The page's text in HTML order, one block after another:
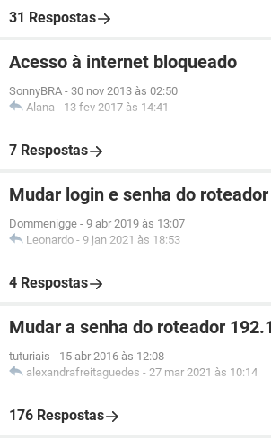
31 Respostas
Acesso à internet bloqueado
SonnyBRA - 30 nov 2013 às 02:50
Alana - 13 fev 2017 às 14:41
7 Respostas
Mudar login e senha do
Dommenigge - 9 abr 2019 às 13:07
Leonardo - 9 jan 2021 às 18:53
4 Respostas
Mudar a senha do roteador
tuturiais - 15 abr 2016 às 12:08
alexandrafreitaguedes - 27 mar 2021 às 10:14
176 Respostas